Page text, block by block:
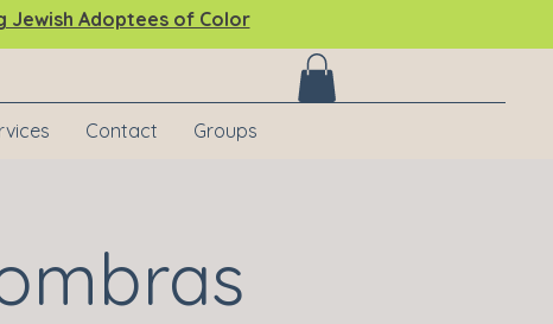
Jewish Adoptees of Color
Contact Groups